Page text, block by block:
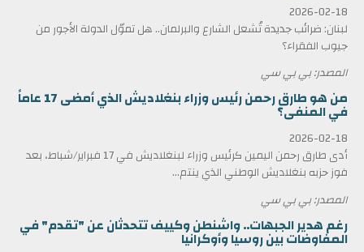
2026-02-18
لبنان: ضرائب جديدة تُشعل الشارع والبرلمان.. هل تموّل الدولة الأجور من
جيوب الفقراء؟
المصدر: بي بي سي
من هو طارق رحمن رئيس وزراء بنغلاديش الذي أمضى 17 عاماً
في المنفى؟
2026-02-18
أدى طارق رحمن اليمين كرئيس وزراء لبنغلاديش في 17 فبراير/شباط، بعد
فوز حزبه بنغلاديش الوطني الذي ينتم...
المصدر: بي بي سي
رغم هدير الجبهات.. واشنطن وكييف تتحدثان عن "تقدم" في
المفاوضات بين روسيا وأوكرانيا